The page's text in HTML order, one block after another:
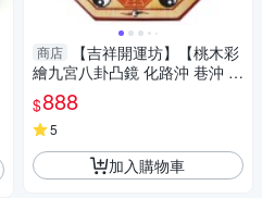
商店
【吉祥開運坊】【桃木彩
繪九宮八卦凸鏡 化路沖 巷沖 開
口煞】開光 擇日
$888
5
加入購物車